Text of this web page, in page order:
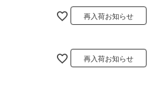
再入荷お知らせ
再入荷お知らせ